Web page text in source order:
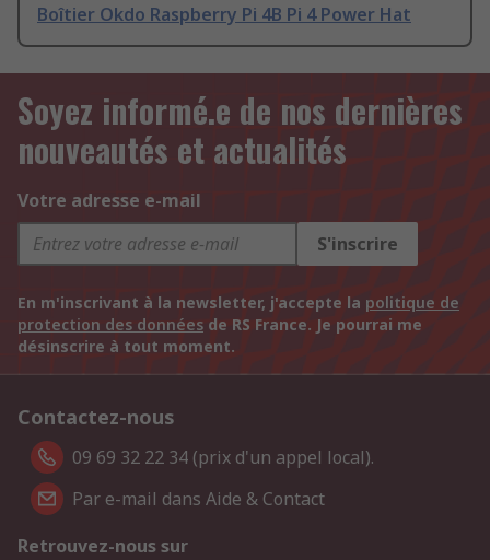
Boîtier Okdo Raspberry Pi 4B Pi 4 Power Hat
Soyez informé.e de nos dernières
nouveautés et actualités
Votre adresse e-mail
S'inscrire
En m'inscrivant à la newsletter, j'accepte la politique de
protection des données de RS France. Je pourrai me
désinscrire à tout moment.
Contactez-nous
09 69 32 22 34 (prix d'un appel local).
Par e-mail dans Aide & Contact
Retrouvez-nous sur